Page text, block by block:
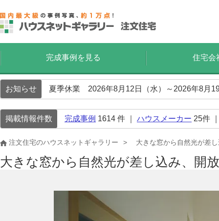
完成事例を見る 住宅会
お知らせ 夏季休業 2026年8月12日（水）～2026年8月
掲載情報件数 完成事例 1614 件 ｜ ハウスメーカー 25件
注文住宅のハウスネットギャラリー 大きな窓から自然光が差
大きな窓から自然光が差し込み、開